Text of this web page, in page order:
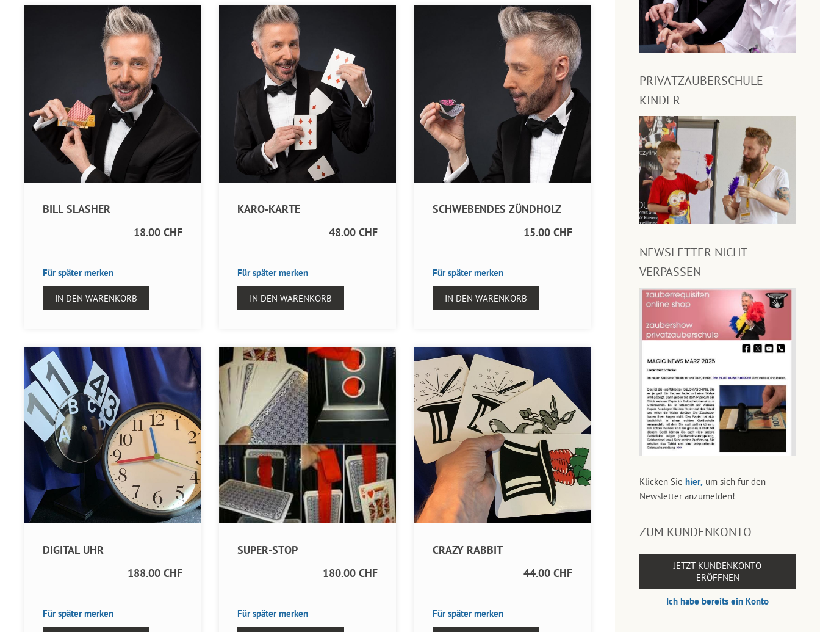
BILL SLASHER
18.00 CHF
Für später merken
IN DEN WARENKORB
KARO-KARTE
48.00 CHF
Für später merken
IN DEN WARENKORB
SCHWEBENDES ZÜNDHOLZ
15.00 CHF
Für später merken
IN DEN WARENKORB
DIGITAL UHR
188.00 CHF
Für später merken
SUPER-STOP
180.00 CHF
Für später merken
CRAZY RABBIT
44.00 CHF
Für später merken
PRIVATZAUBERSCHULE
KINDER
NEWSLETTER NICHT
VERPASSEN
Klicken Sie hier, um sich für den
Newsletter anzumelden!
ZUM KUNDENKONTO
JETZT KUNDENKONTO
ERÖFFNEN
Ich habe bereits ein Konto